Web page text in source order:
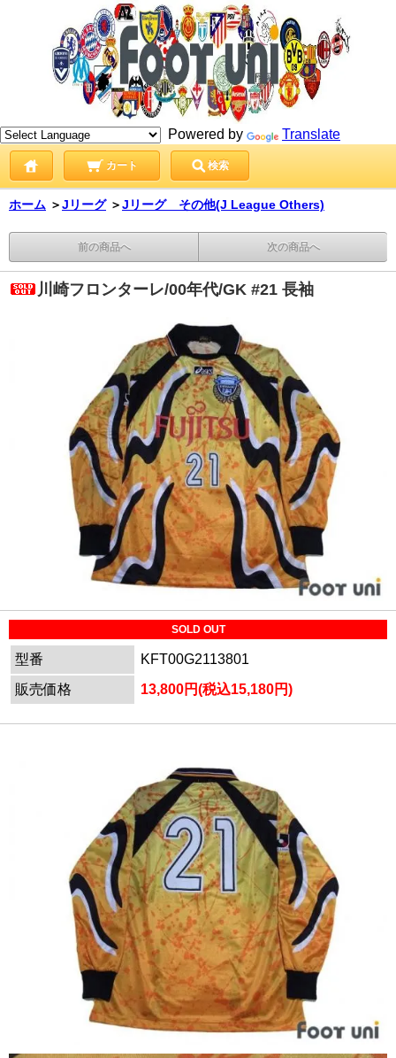
Powered by Translate
カート 検索
ホーム ＞Jリーグ ＞Jリーグ その他(J League Others)
前の商品へ 次の商品へ
川崎フロンターレ/00年代/GK #21 長袖
SOLD OUT
型番
KFT00G2113801
販売価格
13,800円(税込15,180円)